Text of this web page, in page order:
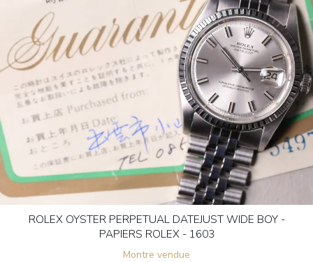
ROLEX OYSTER PERPETUAL DATEJUST WIDE BOY -
PAPIERS ROLEX - 1603
Montre vendue